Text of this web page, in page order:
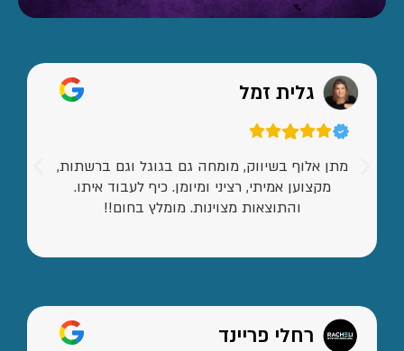
גלית זמל
מתן אלוף בשיווק, מומחה גם בגוגל וגם ברשתות,
מקצוען אמיתי, רציני ומיומן. כיף לעבוד איתו.
והתוצאות מצוינות. מומלץ בחום!!
רחלי פריינד